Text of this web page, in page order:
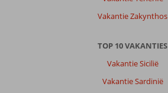
Vakantie Zakynthos
TOP 10 VAKANTIES
Vakantie Sicilië
Vakantie Sardinië